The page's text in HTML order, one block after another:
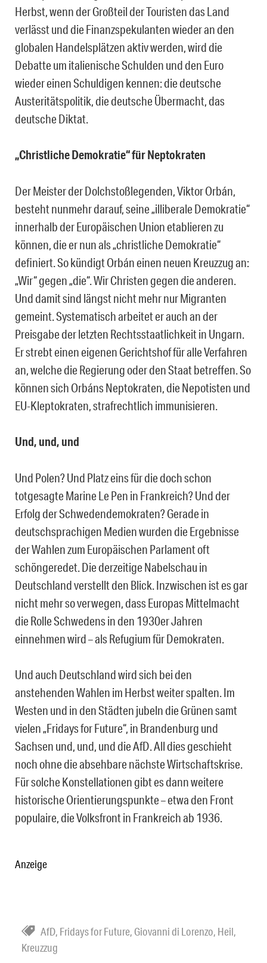
Herbst, wenn der Großteil der Touristen das Land
verlässt und die Finanzspekulanten wieder an den
globalen Handelsplätzen aktiv werden, wird die
Debatte um italienische Schulden und den Euro
wieder einen Schuldigen kennen: die deutsche
Austeritätspolitik, die deutsche Übermacht, das
deutsche Diktat.
„Christliche Demokratie“ für Neptokraten
Der Meister der Dolchstoßlegenden, Viktor Orbán,
besteht nunmehr darauf, seine „illiberale Demokratie“
innerhalb der Europäischen Union etablieren zu
können, die er nun als „christliche Demokratie“
definiert. So kündigt Orbán einen neuen Kreuzzug an:
„Wir“ gegen „die“. Wir Christen gegen die anderen.
Und damit sind längst nicht mehr nur Migranten
gemeint. Systematisch arbeitet er auch an der
Preisgabe der letzten Rechtsstaatlichkeit in Ungarn.
Er strebt einen eigenen Gerichtshof für alle Verfahren
an, welche die Regierung oder den Staat betreffen. So
können sich Orbáns Neptokraten, die Nepotisten und
EU-Kleptokraten, strafrechtlich immunisieren.
Und, und, und
Und Polen? Und Platz eins für die doch schon
totgesagte Marine Le Pen in Frankreich? Und der
Erfolg der Schwedendemokraten? Gerade in
deutschsprachigen Medien wurden die Ergebnisse
der Wahlen zum Europäischen Parlament oft
schöngeredet. Die derzeitige Nabelschau in
Deutschland verstellt den Blick. Inzwischen ist es gar
nicht mehr so verwegen, dass Europas Mittelmacht
die Rolle Schwedens in den 1930er Jahren
einnehmen wird – als Refugium für Demokraten.
Und auch Deutschland wird sich bei den
anstehenden Wahlen im Herbst weiter spalten. Im
Westen und in den Städten jubeln die Grünen samt
vielen „Fridays for Future“, in Brandenburg und
Sachsen und, und, und die AfD. All dies geschieht
noch ohne die absehbare nächste Wirtschaftskrise.
Für solche Konstellationen gibt es dann weitere
historische Orientierungspunkte – etwa den Front
populaire, die Volksfront in Frankreich ab 1936.
Anzeige
AfD, Fridays for Future, Giovanni di Lorenzo, Heil,
Kreuzzug